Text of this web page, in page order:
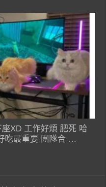
XD 工作好煩 肥死 哈
吃最重要 團隊合 …